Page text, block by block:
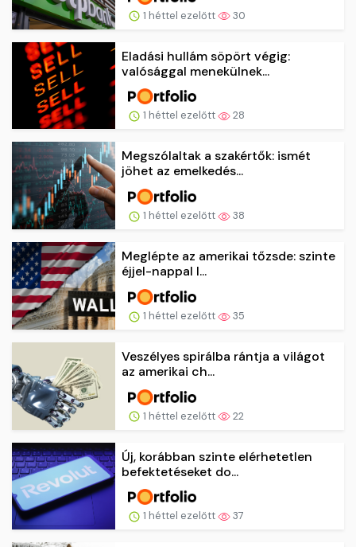
1 héttel ezelőtt 30
Eladási hullám söpört végig:
valósággal menekülnek...
1 héttel ezelőtt 28
Megszólaltak a szakértők: ismét
jöhet az emelkedés...
1 héttel ezelőtt 38
Meglépte az amerikai tőzsde: szinte
éjjel-nappal l...
1 héttel ezelőtt 35
Veszélyes spirálba rántja a világot
az amerikai ch...
1 héttel ezelőtt 22
Új, korábban szinte elérhetetlen
befektetéseket do...
1 héttel ezelőtt 37